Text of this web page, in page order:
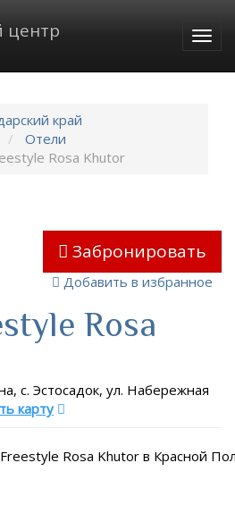
край
Отели
Rosa Khutor
Забронировать
Добавить в избранное
Rosa
с. Эстосадок, ул. Набережная
карту